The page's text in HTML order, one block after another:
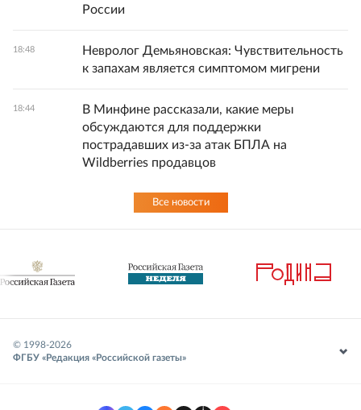
России
18:48
Невролог Демьяновская: Чувствительность
к запахам является симптомом мигрени
18:44
В Минфине рассказали, какие меры
обсуждаются для поддержки
пострадавших из-за атак БПЛА на
Wildberries продавцов
Все новости
© 1998-2026
ФГБУ «Редакция «Российской газеты»